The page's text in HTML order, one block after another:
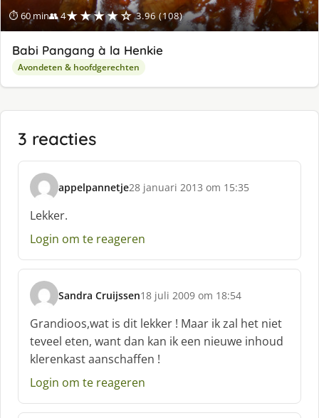
⏱ 60 min👥 4★★★★☆ 3.96 (108)
Babi Pangang à la Henkie
Avondeten & hoofdgerechten
3 reacties
appelpannetje
s
c
h
r
e
f
:
28 januari 2013 om 15:35
Lekker.
Login om te reageren
Sandra Cruijssen
s
c
h
r
e
e
:
18 juli 2009 om 18:54
Grandioos,wat is dit lekker ! Maar ik zal het niet
teveel eten, want dan kan ik een nieuwe inhoud
klerenkast aanschaffen !
Login om te reageren